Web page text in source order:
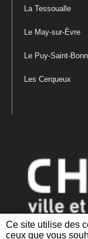
Ce site utilise des
ceux que vous
La Tessoualle
Le May-sur-Èvre
Le Puy-Saint-
Les Cerqueux